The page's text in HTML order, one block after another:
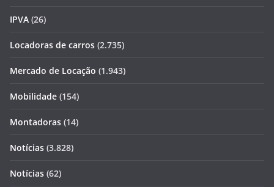
IPVA (26)
Locadoras de carros (2.735)
Mercado de Locação (1.943)
Mobilidade (154)
Montadoras (14)
Notícias (3.828)
Notícias (62)